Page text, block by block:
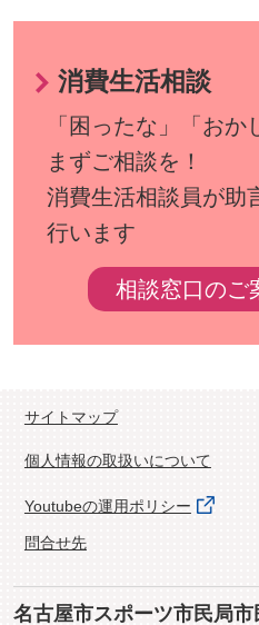
消費生活相談
「困ったな」「お
まずご相談を！
消費生活相談員が助
行います
相談窓口のご
サイトマップ
個人情報の取扱いについて
Youtubeの運用ポリシー
問合せ先
名古屋市スポーツ市民局